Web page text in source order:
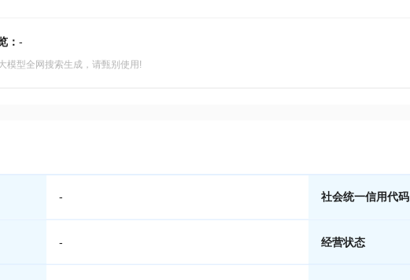
： -
模型全网搜索生成，请甄别使用!
- 社会统一信用代码
- 经营状态